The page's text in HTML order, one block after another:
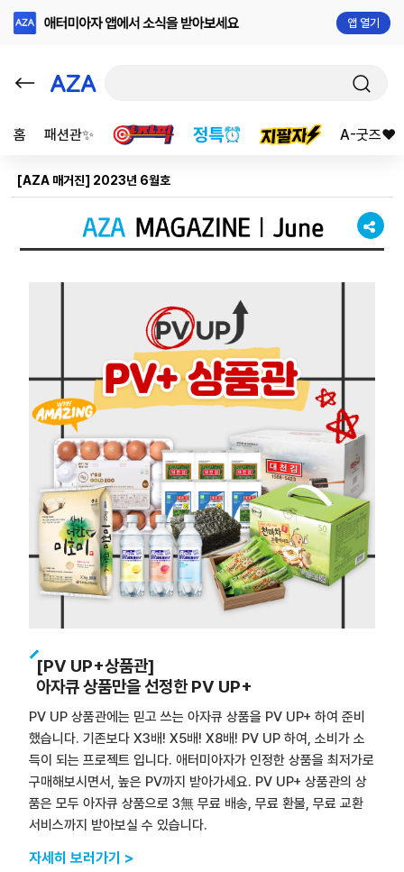
앱 열기
홈 패션관✨ A-굿즈❤️
[AZA 매거진] 2023년 6월호
[PV UP+상품관]
아자큐 상품만을 선정한 PV UP+
PV UP 상품관에는 믿고 쓰는 아자큐 상품을 PV UP+ 하여 준비
했습니다. 기존보다 X3배! X5배! X8배! PV UP 하여, 소비가 소
득이 되는 프로젝트 입니다. 애터미아자가 인정한 상품을 최저가로
구매해보시면서, 높은 PV까지 받아가세요. PV UP+ 상품관의 상
품은 모두 아자큐 상품으로 3無 무료 배송, 무료 환불, 무료 교환
서비스까지 받아보실 수 있습니다.
자세히 보러가기 >